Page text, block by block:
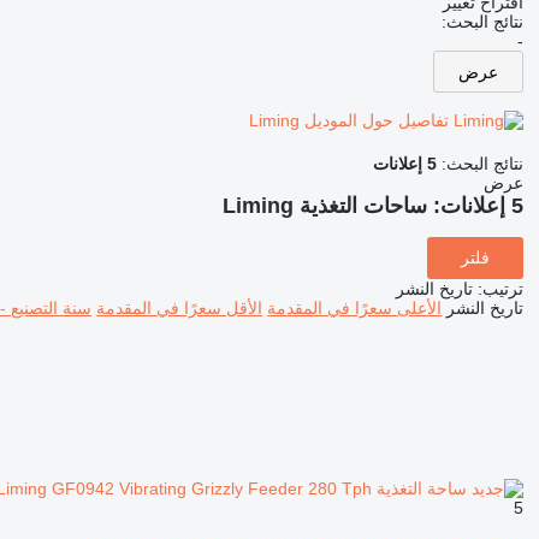
نتائج البحث:
-
عرض
تفاصيل حول الموديل Liming
نتائج البحث: 5 إعلانات
عرض
5 إعلانات: ساحات التغذية Liming
فلتر
ترتيب: تاريخ النشر
تاريخ النشر الأعلى سعرًا في المقدمة الأقل سعرًا في المقدمة سنة التصنيع
5